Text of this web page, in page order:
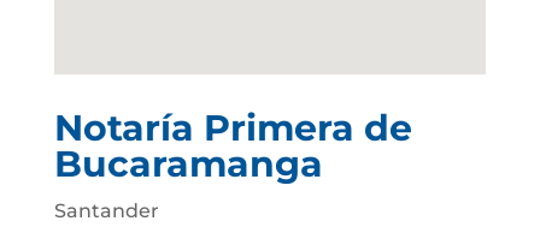
Notaría Primera de
Bucaramanga
Santander